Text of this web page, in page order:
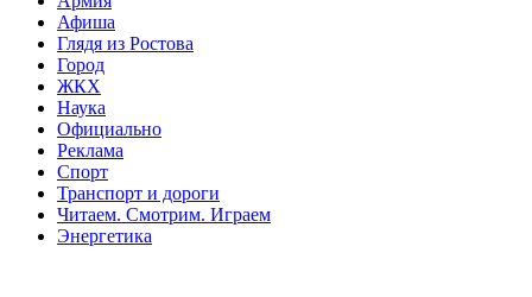
Афиша
Глядя из Ростова
Город
ЖКХ
Наука
Официально
Реклама
Спорт
Транспорт и дороги
Читаем. Смотрим. Играем
Энергетика